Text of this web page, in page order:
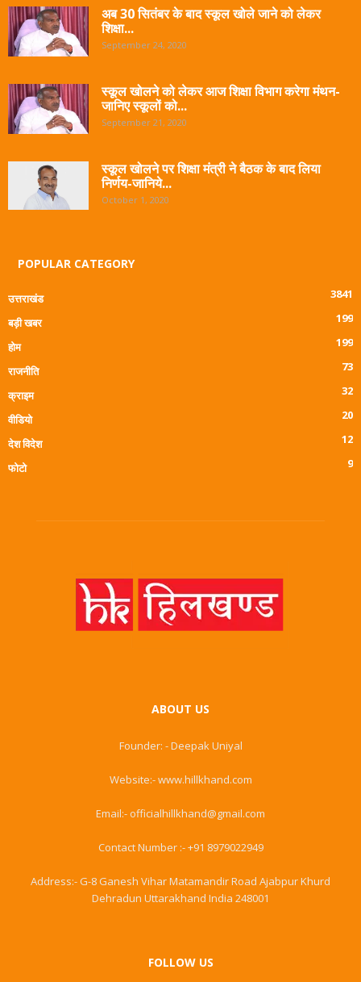
अब 30 सितंबर के बाद स्कूल खोले जाने को लेकर
शिक्षा...
September 24, 2020
स्कूल खोलने को लेकर आज शिक्षा विभाग करेगा मंथन-
जानिए स्कूलों को...
September 21, 2020
स्कूल खोलने पर शिक्षा मंत्री ने बैठक के बाद लिया
निर्णय-जानिये...
October 1, 2020
POPULAR CATEGORY
उत्तराखंड
3841
बड़ी खबर
199
होम
199
राजनीति
73
क्राइम
32
वीडियो
20
देश विदेश
12
फोटो
9
ABOUT US
Founder: - Deepak Uniyal
Website:- www.hillkhand.com
Email:- officialhillkhand@gmail.com
Contact Number :- +91 8979022949
Address:- G-8 Ganesh Vihar Matamandir Road Ajabpur Khurd
Dehradun Uttarakhand India 248001
FOLLOW US